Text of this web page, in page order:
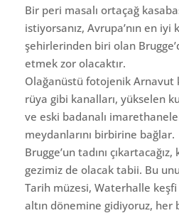
Bir peri masalı ortaçağ
istiyorsanız, Avrupa’nın en iyi
şehirlerinden biri olan
etmek zor olacaktır.
Olağanüstü fotojenik Arnavut
rüya gibi kanalları, yükselen
ve eski badanalı
meydanlarını birbirine bağlar.
Brugge’un tadını
gezimiz de olacak tabii. Bu
Tarih müzesi, Waterhalle keşfi
altın dönemine gidiyoruz, her